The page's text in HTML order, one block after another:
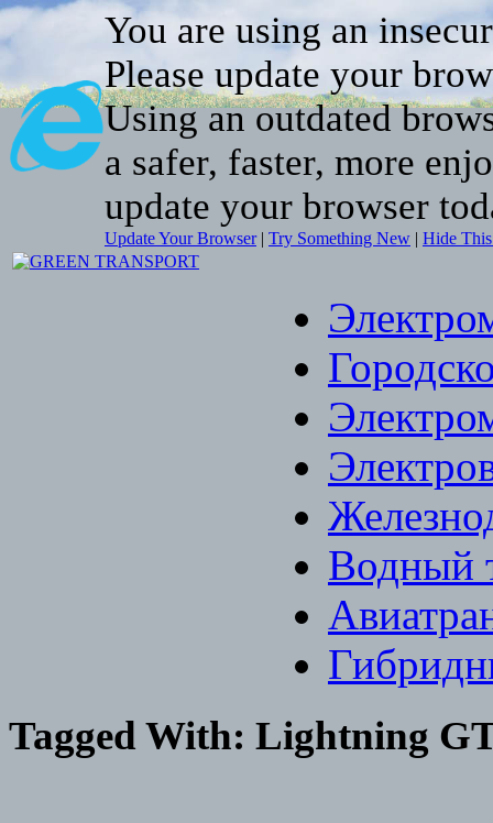
You are using an
Please update your
Using an outdated
a safer, faster, more
update your browser
Update Your Browser| Try Something New | Hide
Водный
Tagged With: Lightning